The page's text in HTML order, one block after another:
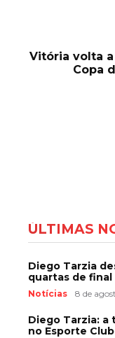
Vitória volta
Copa
ÚLTIMAS
Diego Tarzia
quartas de final
Notícias 8 de
Diego Tarzia:
no Esporte